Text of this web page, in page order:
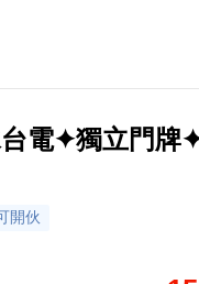
電✦獨立門牌
開伙